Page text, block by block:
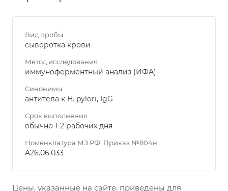
Вид пробы
сыворотка крови
Метод исследования
иммуноферментный анализ (ИФА)
Синонимы
антитела к H. pylori, IgG
Срок выполнения
обычно 1-2 рабочих дня
Номенклатура МЗ РФ, Приказ №804н
A26.06.033
Цены, указанные на сайте, приведены для